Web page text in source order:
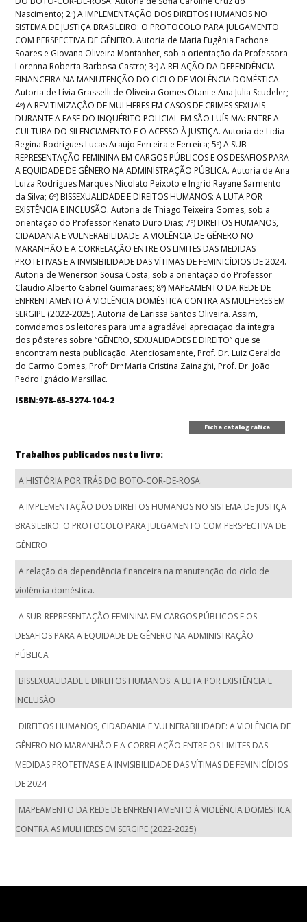
Nascimento; 2º) A IMPLEMENTAÇÃO DOS DIREITOS HUMANOS NO
SISTEMA DE JUSTIÇA BRASILEIRO: O PROTOCOLO PARA JULGAMENTO
COM PERSPECTIVA DE GÊNERO. Autoria de Maria Eugênia Fachone
Soares e Giovana Oliveira Montanher, sob a orientação da Professora
Lorenna Roberta Barbosa Castro; 3º) A RELAÇÃO DA DEPENDÊNCIA
FINANCEIRA NA MANUTENÇÃO DO CICLO DE VIOLÊNCIA DOMÉSTICA.
Autoria de Lívia Grasselli de Oliveira Gomes Otani e Ana Julia Scudeler;
4º) A REVITIMIZAÇÃO DE MULHERES EM CASOS DE CRIMES SEXUAIS
DURANTE A FASE DO INQUÉRITO POLICIAL EM SÃO LUÍS-MA: ENTRE A
CULTURA DO SILENCIAMENTO E O ACESSO À JUSTIÇA. Autoria de Lidia
Regina Rodrigues Lucas Araújo Ferreira e Ferreira; 5º) A SUB-
REPRESENTAÇÃO FEMININA EM CARGOS PÚBLICOS E OS DESAFIOS PARA
A EQUIDADE DE GÊNERO NA ADMINISTRAÇÃO PÚBLICA. Autoria de Ana
Luiza Rodrigues Marques Nicolato Peixoto e Ingrid Rayane Sarmento
da Silva; 6º) BISSEXUALIDADE E DIREITOS HUMANOS: A LUTA POR
EXISTÊNCIA E INCLUSÃO. Autoria de Thiago Teixeira Gomes, sob a
orientação do Professor Renato Duro Dias; 7º) DIREITOS HUMANOS,
CIDADANIA E VULNERABILIDADE: A VIOLÊNCIA DE GÊNERO NO
MARANHÃO E A CORRELAÇÃO ENTRE OS LIMITES DAS MEDIDAS
PROTETIVAS E A INVISIBILIDADE DAS VÍTIMAS DE FEMINICÍDIOS DE 2024.
Autoria de Wenerson Sousa Costa, sob a orientação do Professor
Claudio Alberto Gabriel Guimarães; 8º) MAPEAMENTO DA REDE DE
ENFRENTAMENTO À VIOLÊNCIA DOMÉSTICA CONTRA AS MULHERES EM
SERGIPE (2022-2025). Autoria de Larissa Santos Oliveira. Assim,
convidamos os leitores para uma agradável apreciação da íntegra
dos pôsteres sobre “GÊNERO, SEXUALIDADES E DIREITO” que se
encontram nesta publicação. Atenciosamente, Prof. Dr. Luiz Geraldo
do Carmo Gomes, Profª Drª Maria Cristina Zainaghi, Prof. Dr. João
Pedro Ignácio Marsillac.
ISBN:978-65-5274-104-2
Ficha catalográfica
Trabalhos publicados neste livro:
A HISTÓRIA POR TRÁS DO BOTO-COR-DE-ROSA.
A IMPLEMENTAÇÃO DOS DIREITOS HUMANOS NO SISTEMA DE JUSTIÇA
BRASILEIRO: O PROTOCOLO PARA JULGAMENTO COM PERSPECTIVA DE
GÊNERO
A relação da dependência financeira na manutenção do ciclo de
violência doméstica.
A SUB-REPRESENTAÇÃO FEMININA EM CARGOS PÚBLICOS E OS
DESAFIOS PARA A EQUIDADE DE GÊNERO NA ADMINISTRAÇÃO
PÚBLICA
BISSEXUALIDADE E DIREITOS HUMANOS: A LUTA POR EXISTÊNCIA E
INCLUSÃO
DIREITOS HUMANOS, CIDADANIA E VULNERABILIDADE: A VIOLÊNCIA DE
GÊNERO NO MARANHÃO E A CORRELAÇÃO ENTRE OS LIMITES DAS
MEDIDAS PROTETIVAS E A INVISIBILIDADE DAS VÍTIMAS DE FEMINICÍDIOS
DE 2024
MAPEAMENTO DA REDE DE ENFRENTAMENTO À VIOLÊNCIA DOMÉSTICA
CONTRA AS MULHERES EM SERGIPE (2022-2025)